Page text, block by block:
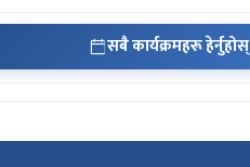
सबै कार्यक्रमहरू हेर्नुहोस्